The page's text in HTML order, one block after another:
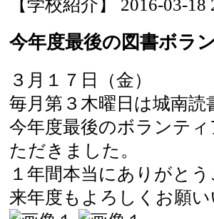
【学校紹介】 2016-03-18
今年度最後の図書ボラ
３月１７日（金）
毎月第３木曜日は城南読
今年度最後のボランテ
ただきました。
１年間本当にありがと
来年度もよろしくお願